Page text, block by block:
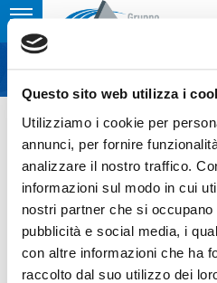
Questo sito web utilizza i
Utilizziamo i cookie per
annunci, per fornire
analizzare il nostro traffico.
informazioni sul modo in cui
nostri partner che si
pubblicità e social media, i
con altre informazioni che ha
raccolto dal suo utilizzo dei
Toggle
navigation
MENU
11.06.2019
REPORT ON
OF TREASURY